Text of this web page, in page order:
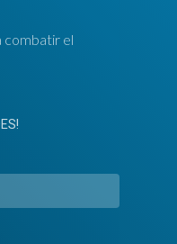
combatir el